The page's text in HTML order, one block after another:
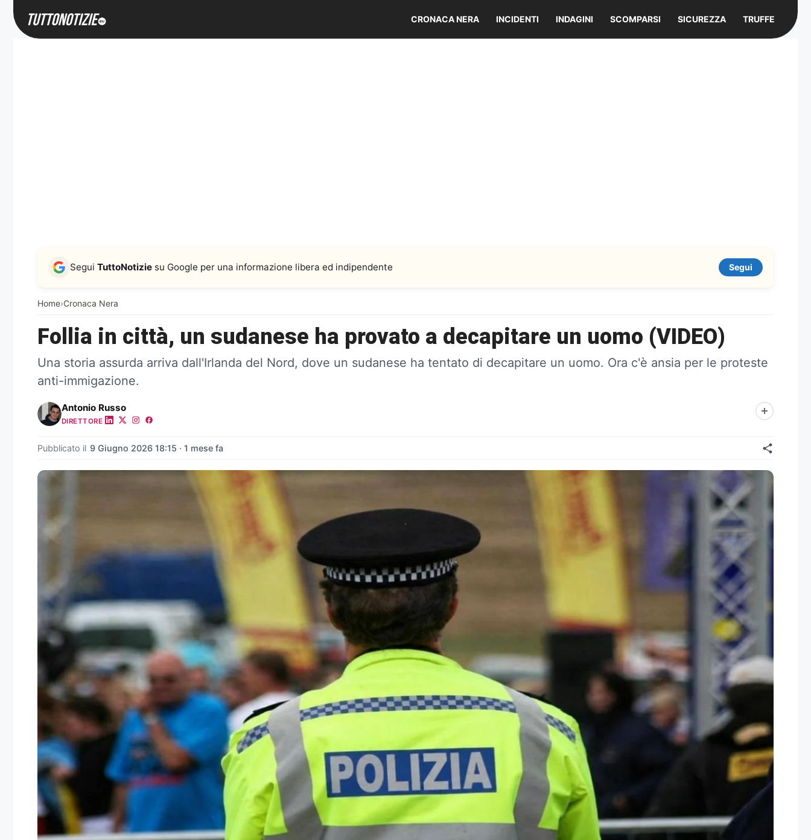
contenuto
CRONACA NERA INCIDENTI INDAGINI SCOMPARSI SICUREZZA TRUFFE
Home›Cronaca Nera
Segui TuttoNotizie su Google per una informazione libera ed indipendente Segui
Follia in città, un sudanese ha provato a decapitare un uomo (VIDEO)
Una storia assurda arriva dall'Irlanda del Nord, dove un sudanese ha tentato di decapitare un uomo. Ora c'è ansia per le proteste
anti-immigazione.
Antonio Russo
DIRETTORE
Pubblicato il 9 Giugno 2026 18:15 · 1 mese fa